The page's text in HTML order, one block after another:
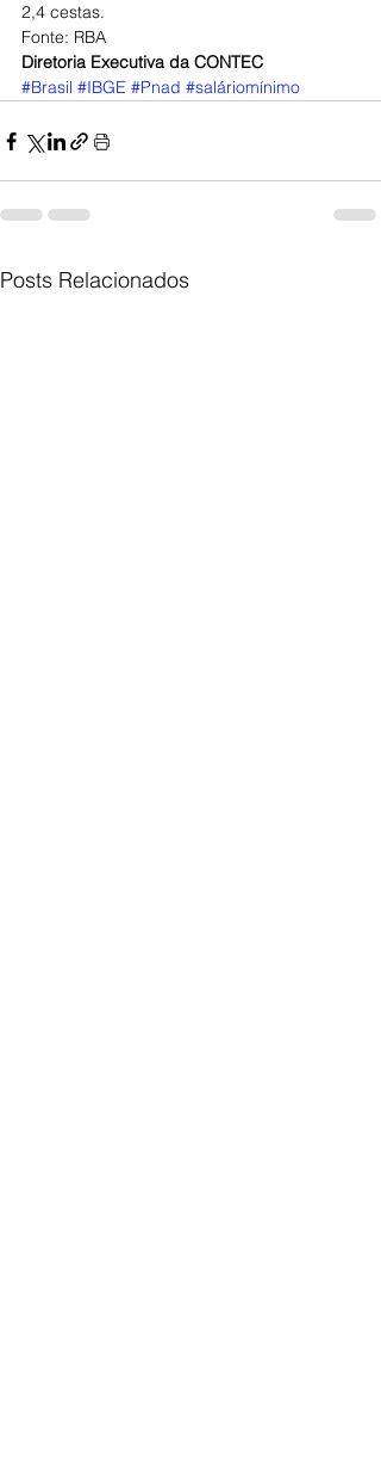
2,4 cestas.
Fonte: RBA
Diretoria Executiva da CONTEC
#Brasil #IBGE #Pnad #saláriomínimo
Posts Relacionados